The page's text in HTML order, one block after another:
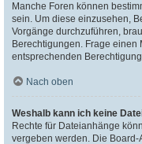
Manche Foren können
sein. Um diese einzusehen,
Vorgänge durchzuführen,
Berechtigungen. Frage einen
entsprechenden
Nach oben
Weshalb kann ich keine
Rechte für Dateianhänge
vergeben werden. Die